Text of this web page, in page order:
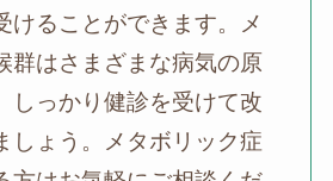
けることができます。メ
群はさまざまな病気の原
しっかり健診を受けて改
しょう。メタボリック症